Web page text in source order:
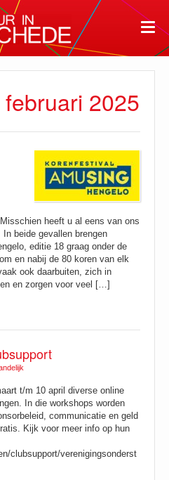
2025
heeft u al eens van ons
beide gevallen brengen
editie 18 graag onder de
en nabij de 80 koren van elk
ook daarbuiten, zich in
en zorgen voor veel […]
t/m 10 april diverse online
In die workshops worden
communicatie en geld
Kijk voor meer info op hun
clubsupport/verenigingsonderst